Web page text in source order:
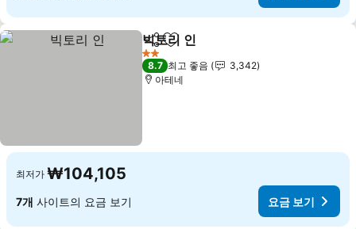
공유 즐겨찾기에 추가
빅토리 인
2 성급
8.7 최고 좋음
3,342
아테네
최저가 ₩104,105
7개 사이트의 요금 보기 요금 보기